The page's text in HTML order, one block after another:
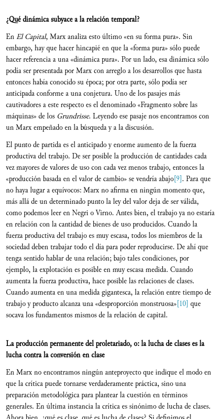
¿Qué dinámica subyace a la relación temporal?
EnEl Capital, Marx analiza esto último «en su forma pura». Sin
embargo, hay que hacer hincapié en que la «forma pura» sólo puede
hacer referencia a una «dinámica pura». Por un lado, esa dinámica sólo
podía ser presentada por Marx con arreglo a los desarrollos que hasta
entonces había conocido su época; por otra parte, sólo podía ser
anticipada conforme a una conjetura. Uno de los pasajes más
cautivadores a este respecto es el denominado «Fragmento sobre las
máquinas» de los Grundrisse. Leyendo ese pasaje nos encontramos con
un Marx empeñado en la búsqueda y a la discusión.
El punto de partida es el anticipado y enorme aumento de la fuerza
productiva del trabajo. De ser posible la producción de cantidades cada
vez mayores de valores de uso con cada vez menos trabajo, entonces la
«producción basada en el valor de cambio» se vendría abajo[9]. Para que
no haya lugar a equívocos: Marx no afirma en ningún momento que,
más allá de un determinado punto la ley del valor deja de ser válida,
como podemos leer en Negri o Virno. Antes bien, el trabajo ya no estaría
en relación con la cantidad de bienes de uso producidos. Cuando la
fuerza productiva del trabajo es muy escasa, todos los miembros de la
sociedad deben trabajar todo el día para poder reproducirse. De ahí que
tenga sentido hablar de una relación; bajo tales condiciones, por
ejemplo, la explotación es posible en muy escasa medida. Cuando
aumenta la fuerza productiva, hace posible las relaciones de clases.
Cuando aumenta en una medida gigantesca, la relación entre tiempo de
trabajo y producto alcanza una «desproporción monstruosa»[10] que
socava los fundamentos mismos de la relación de capital.
La producción permanente del proletariado, o: la lucha de clases es la
lucha contra la conversión en clase
En Marx no encontramos ningún anteproyecto que indique el modo en
que la crítica puede tornarse verdaderamente práctica, sino una
preparación metodológica para plantear la cuestión en términos
generales. En última instancia la crítica es sinónimo de lucha de clases.